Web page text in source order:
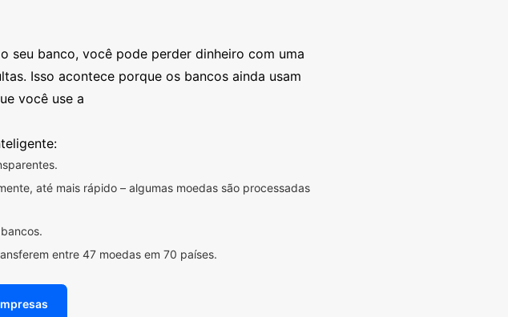
seu banco, você pode perder dinheiro com uma
Isso acontece porque os bancos ainda usam
você use a
até mais rápido – algumas moedas são processadas
entre 47 moedas em 70 países.